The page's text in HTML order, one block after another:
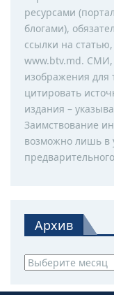
ресурсами
блогами),
ссылки на
www.btv.md. СМИ,
изображения для
цитировать
издания –
Заимствование
возможно лишь в
Архив
Архив